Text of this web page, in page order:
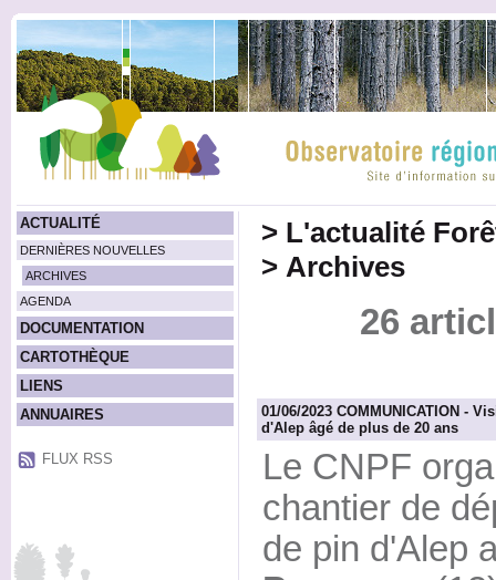
ACTUALITÉ
DERNIÈRES NOUVELLES
ARCHIVES
AGENDA
DOCUMENTATION
CARTOTHÈQUE
LIENS
ANNUAIRES
FLUX RSS
> L'actualité
> Archives
26
01/06/2023 COMMUNICATION -
d'Alep âgé de plus de 20 ans
Le CNPF
chantier de
de pin d'Alep